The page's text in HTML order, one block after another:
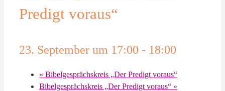
Predigt voraus“
23. September um 17:00 - 18:00
« Bibelgesprächskreis „Der Predigt voraus“
Bibelgesprächskreis „Der Predigt voraus“ »